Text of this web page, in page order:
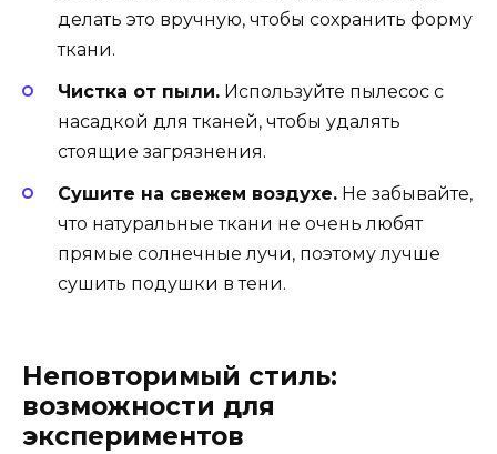
делать это вручную, чтобы сохранить форму
ткани.
Чистка от пыли. Используйте пылесос с
насадкой для тканей, чтобы удалять
стоящие загрязнения.
Сушите на свежем воздухе. Не забывайте,
что натуральные ткани не очень любят
прямые солнечные лучи, поэтому лучше
сушить подушки в тени.
Неповторимый стиль:
возможности для
экспериментов